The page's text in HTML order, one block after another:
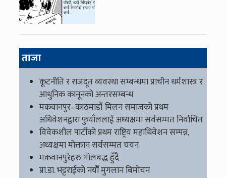
ताजा
कूटनीति र राजदूत व्यवस्था सम्बन्धमा प्राचीन धर्मशास्त्र र
आधुनिक कानूनको अन्तरसम्बन्ध
मकवानपुर–काठमाडौं मिलन समाजको प्रथम
अधिवेशनद्वारा फुयाँललाई अध्यक्षमा सर्वसम्मत निर्वाचित
विवेकशील पार्टीको प्रथम राष्ट्रिय महाधिवेशन सम्पन्न,
अध्यक्षमा मोक्तान सर्वसम्मत चयन
मकवानपुरेहरु गोलबद्ध हुँदै
प्रा.डा. भट्टराईको नयाँँ मुगलान बिमोचन